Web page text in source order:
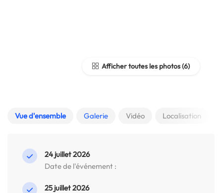
Afficher toutes les photos
Vue d'ensemble Galerie Vidéo Localisation
24 juillet 2026
Date de l'événement :
25 juillet 2026